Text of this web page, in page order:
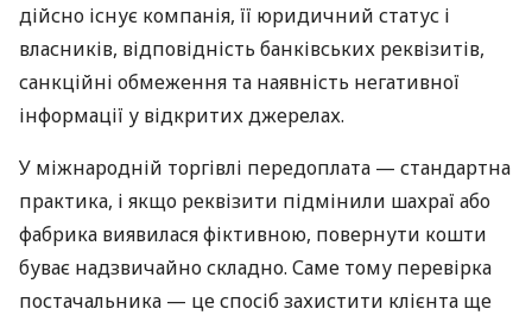
дійсно існує компанія, її юридичний статус і
власників, відповідність банківських реквізитів,
санкційні обмеження та наявність негативної
інформації у відкритих джерелах.
У міжнародній торгівлі передоплата — стандартна
практика, і якщо реквізити підмінили шахраї або
фабрика виявилася фіктивною, повернути кошти
буває надзвичайно складно. Саме тому перевірка
постачальника — це спосіб захистити клієнта ще